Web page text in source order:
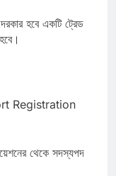
হবে একটি ট্রেড
Registration
থেকে সদস্যপদ